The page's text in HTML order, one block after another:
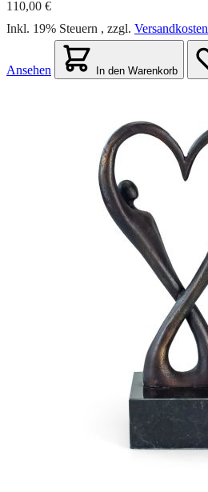
110,00 €
Inkl. 19% Steuern , zzgl. Versandkosten
Ansehen In den Warenkorb